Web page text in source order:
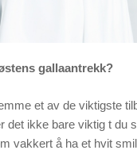
gallaantrekk?
et av de viktigste
det ikke bare viktig t du
vakkert å ha et hvit